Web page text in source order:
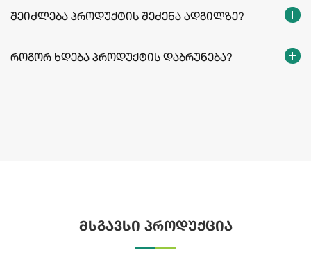
შეიძლება პროდუქტის შეძენა ადგილზე?
როგორ ხდება პროდუქტის დაბრუნება?
მსგავსი პროდუქცია